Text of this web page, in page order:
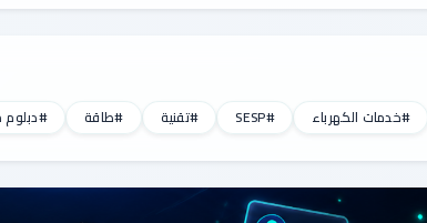
#خدمات الكهرباء #SESP #تقنية #طاقة